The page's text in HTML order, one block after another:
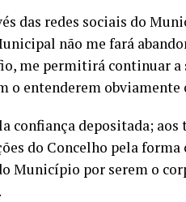
das redes sociais do
não me fará
me permitirá continuar a
o entenderem obviamente
confiança depositada;
do Concelho pela
Município por serem o